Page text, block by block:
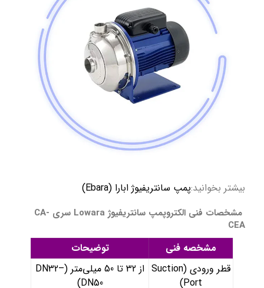
بیشتر بخوانید:پمپ سانتریفیوژ ابارا (Ebara)
مشخصات فنی الکتروپمپ سانتریفیوژ Lowara سری CA-
CEA
مشخصه فنی
توضیحات
قطر ورودی (Suction
Port)
از 32 تا 50 میلی‌متر (DN32–
DN50)